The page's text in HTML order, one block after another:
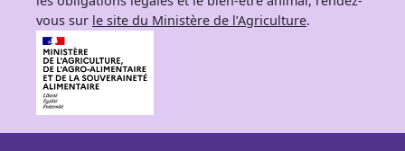
vous sur le site du Ministère de l’Agriculture.